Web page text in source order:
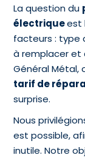
La question du
électriqueest
facteurs : type
à remplacer et
Général Métal,
tarif de
surprise.
Nous
est possible,
inutile. Notre